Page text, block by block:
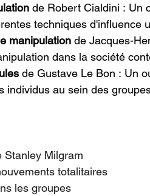
de Robert Cialdini : Un
techniques d'influence
manipulation de Jacques-
dans la société
de Gustave Le Bon : Un
individus au sein des
Stanley Milgram
totalitaires
les groupes